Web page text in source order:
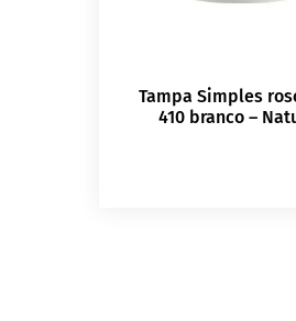
Tampa Simples
410 branco –